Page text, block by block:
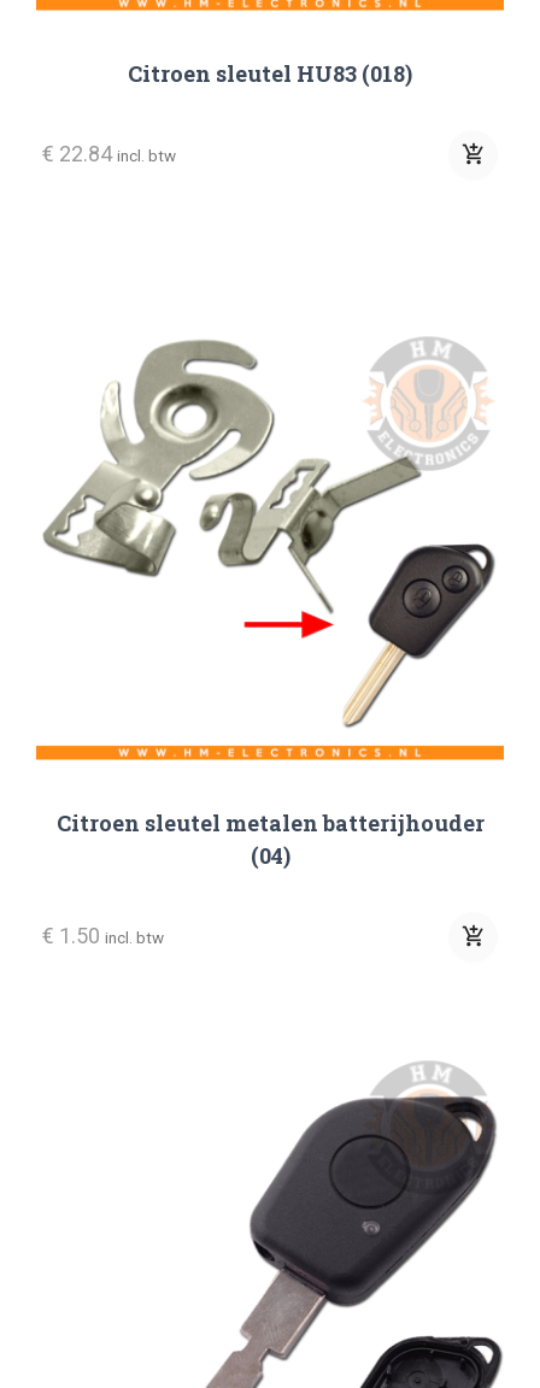
Citroen sleutel HU83 (018)
€ 22.84incl. btw add_shopping_cart
Citroen sleutel metalen batterijhouder
(04)
€ 1.50 incl. btw add_shopping_cart